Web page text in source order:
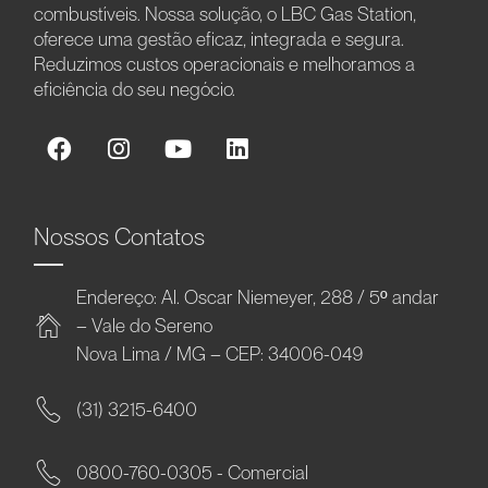
combustíveis. Nossa solução, o LBC Gas Station,
oferece uma gestão eficaz, integrada e segura.
Reduzimos custos operacionais e melhoramos a
eficiência do seu negócio.
Nossos Contatos
Endereço: Al. Oscar Niemeyer, 288 / 5º andar
– Vale do Sereno
Nova Lima / MG – CEP: 34006-049
(31) 3215-6400
0800-760-0305 - Comercial